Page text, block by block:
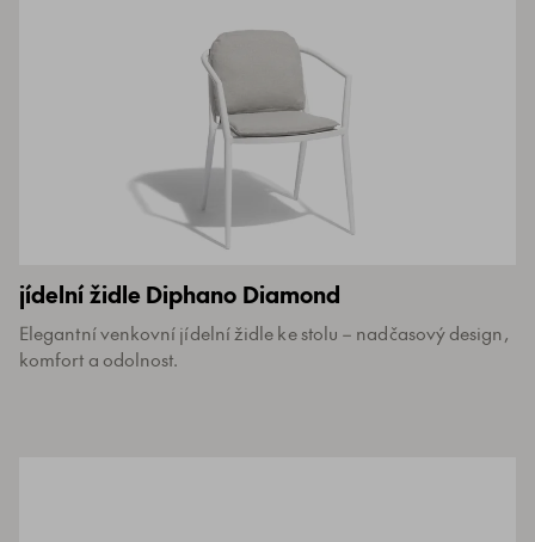
jídelní židle Diphano Diamond
Elegantní venkovní jídelní židle ke stolu – nadčasový design,
komfort a odolnost.